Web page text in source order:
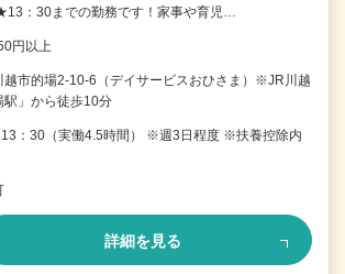
：30までの勤務です！家事や育児…
円以上
越市的場2-10-6（デイサービスおひさま）※JR川越
駅」から徒歩10分
：30（実働4.5時間） ※週3日程度 ※扶養控除内
詳細を見る